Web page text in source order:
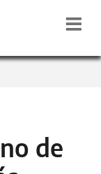
de